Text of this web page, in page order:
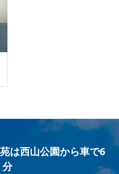
は西山公園から車で6
分